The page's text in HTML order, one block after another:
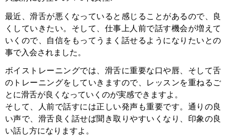
最近、滑舌が悪くなっていると感じることがあるので、良
くしていきたい。そして、仕事上人前で話す機会が増えて
いくので、自信をもってうまく話せるようになりたいとの
事で入会されました。
ボイストレーニングでは、滑舌に重要な口や唇、そして舌
のトレーニングをしていきますので、レッスンを重ねるご
とに滑舌が良くなっていくのが実感できますよ。
そして、人前で話すには正しい発声も重要です。通りの良
い声で、滑舌良く話せば聞き取りやすいくなり、印象の良
い話し方になりますよ。